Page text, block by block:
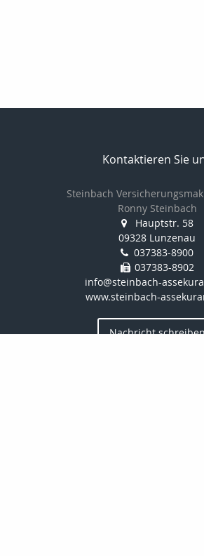
Kontaktieren Sie
Steinbach
Ronny Steinbach
Hauptstr. 58
09328 Lunzenau
037383-8900
037383-8902
info@steinbach-
www.steinbach-
Nachricht